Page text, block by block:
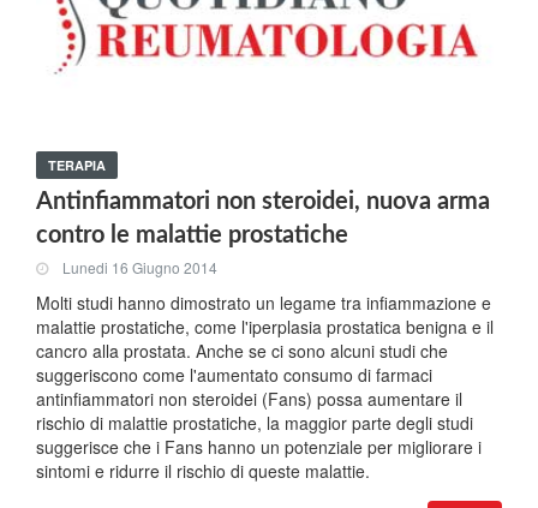
TERAPIA
Antinfiammatori non steroidei, nuova arma
contro le malattie prostatiche
Lunedi 16 Giugno 2014
Molti studi hanno dimostrato un legame tra infiammazione e
malattie prostatiche, come l'iperplasia prostatica benigna e il
cancro alla prostata. Anche se ci sono alcuni studi che
suggeriscono come l'aumentato consumo di farmaci
antinfiammatori non steroidei (Fans) possa aumentare il
rischio di malattie prostatiche, la maggior parte degli studi
suggerisce che i Fans hanno un potenziale per migliorare i
sintomi e ridurre il rischio di queste malattie.